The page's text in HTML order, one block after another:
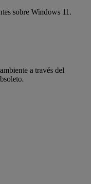
sobre Windows 11.
a través del